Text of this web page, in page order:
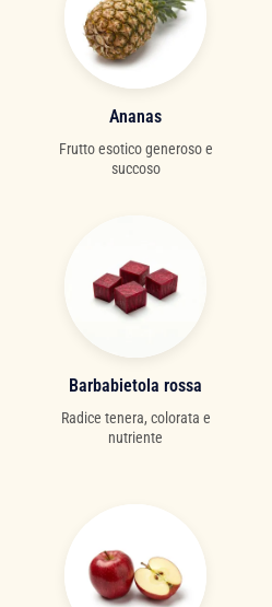
Ananas
Frutto esotico generoso e
succoso
Barbabietola rossa
Radice tenera, colorata e
nutriente